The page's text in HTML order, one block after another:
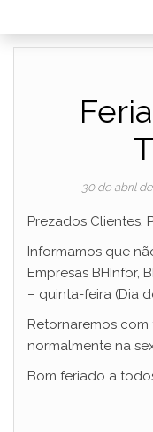
30 de abril
Prezados Clientes,
Informamos que
Empresas BHInfor,
– quinta-feira (Dia
Retornaremos
normalmente na
Bom feriado a